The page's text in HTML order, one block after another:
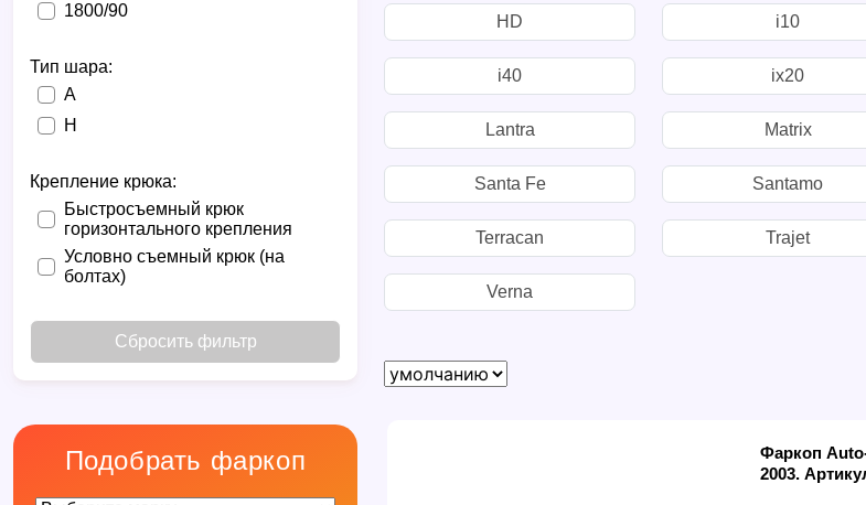
1800/90
Тип шара:
A
H
Крепление крюка:
Быстросъемный крюк
горизонтального крепления
Условно съемный крюк (на
болтах)
Сбросить фильтр
Подобрать фаркоп
HD i10
i40 ix20
Lantra Matrix
Santa Fe Santamo
Terracan Trajet
Verna
Фаркоп
2003.